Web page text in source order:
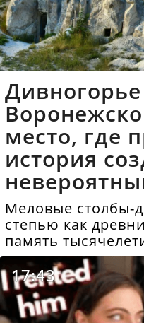
место, где
история
Меловые столбы-
степью как
память
17:43